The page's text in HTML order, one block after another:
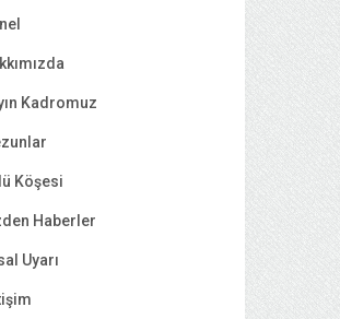
Kadromuz
Köşesi
Haberler
Uyarı